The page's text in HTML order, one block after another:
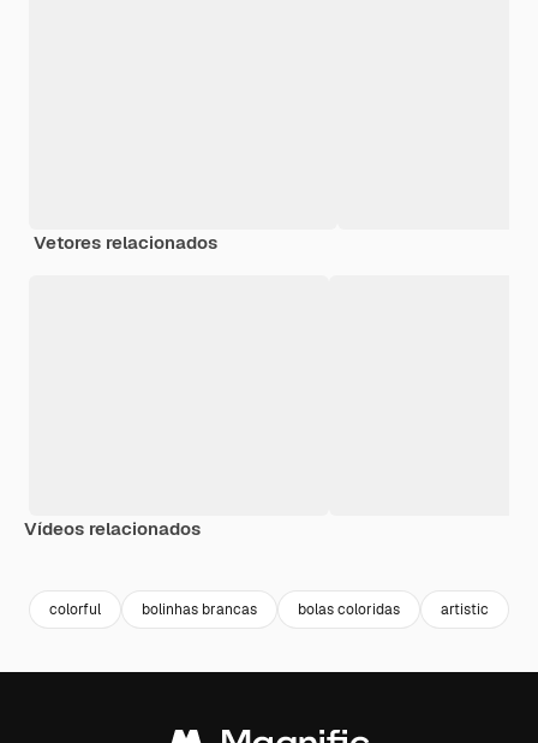
Vetores relacionados
Vídeos relacionados
colorful bolinhas brancas bolas coloridas artistic